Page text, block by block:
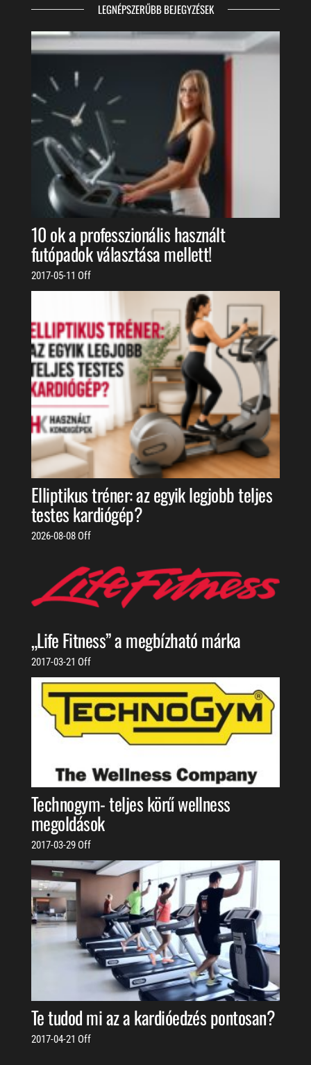
LEGNÉPSZERŰBB BEJEGYZÉSEK
10 ok a professzionális használt
futópadok választása mellett!
2017-05-11 Off
Elliptikus tréner: az egyik legjobb teljes
testes kardiógép?
2026-08-08 Off
„Life Fitness” a megbízható márka
2017-03-21 Off
Technogym- teljes körű wellness
megoldások
2017-03-29 Off
Te tudod mi az a kardióedzés pontosan?
2017-04-21 Off